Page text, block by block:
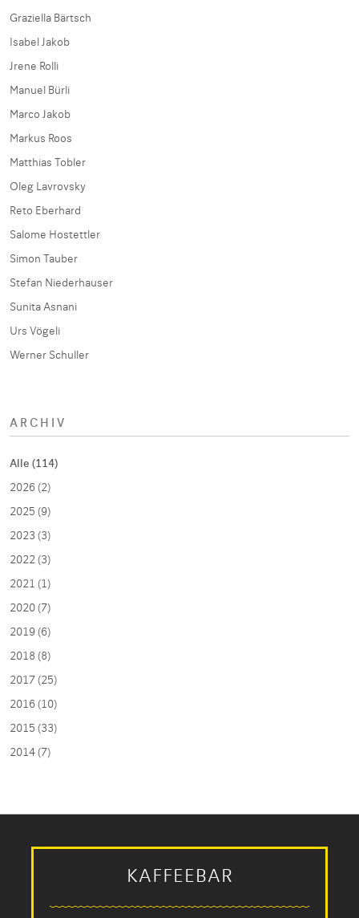
Graziella Bärtsch
Isabel Jakob
Jrene Rolli
Manuel Bürli
Marco Jakob
Markus Roos
Matthias Tobler
Oleg Lavrovsky
Reto Eberhard
Salome Hostettler
Simon Tauber
Stefan Niederhauser
Sunita Asnani
Urs Vögeli
Werner Schuller
ARCHIV
Alle (114)
2026 (2)
2025 (9)
2023 (3)
2022 (3)
2021 (1)
2020 (7)
2019 (6)
2018 (8)
2017 (25)
2016 (10)
2015 (33)
2014 (7)
KAFFEEBAR